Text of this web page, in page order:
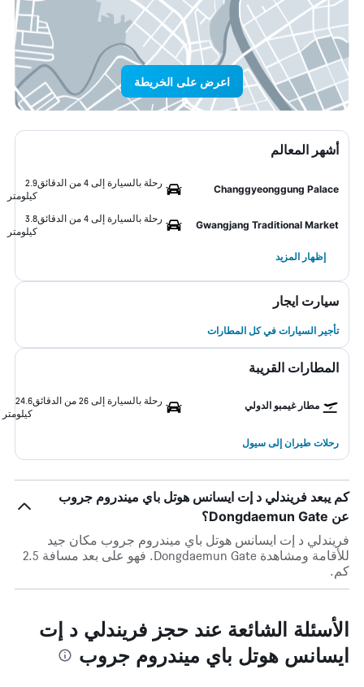
اعرض على الخريطة
أشهر المعالم
Changgyeonggung Palace
رحلة بالسيارة إلى 4 من الدقائق
2.9
كيلومتر
Gwangjang Traditional Market
رحلة بالسيارة إلى 4 من الدقائق
3.8
كيلومتر
إظهار المزيد
سيارت ايجار
تأجير السيارات في كل المطارات
المطارات القريبة
مطار غيمبو الدولي رحلة بالسيارة إلى 26 من الدقائق
24.6
كيلومتر
رحلات طيران إلى سيول
كم يبعد فريندلي د إت ايسانس هوتل باي ميندروم جروب
عن Dongdaemun Gate؟
فريندلي د إت ايسانس هوتل باي ميندروم جروب مكان جيد
للأقامة ومشاهدة Dongdaemun Gate. فهو على بعد مسافة 2.5
كم.
الأسئلة الشائعة عند حجز فريندلي د إت
ايسانس هوتل باي ميندروم جروب